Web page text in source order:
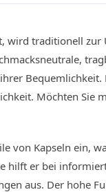
wird traditionell zur
Möchten Sie
von Kapseln ein,
hilft er bei
aus. Der hohe